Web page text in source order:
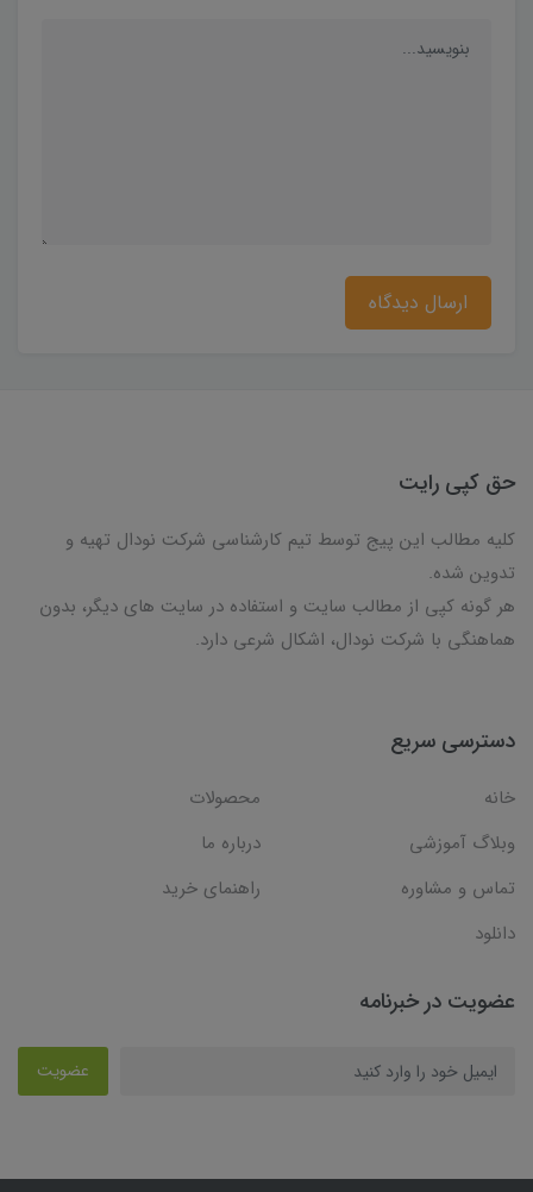
ارسال دیدگاه
حق کپی رایت
کلیه مطالب این پیج توسط تیم کارشناسی شرکت نودال تهیه و
تدوین شده.
هر گونه کپی از مطالب سایت و استفاده در سایت های دیگر، بدون
هماهنگی با شرکت نودال، اشکال شرعی دارد.
دسترسی سریع
خانه
محصولات
وبلاگ آموزشی
درباره ما
تماس و مشاوره
راهنمای خرید
دانلود
عضویت در خبرنامه
عضویت